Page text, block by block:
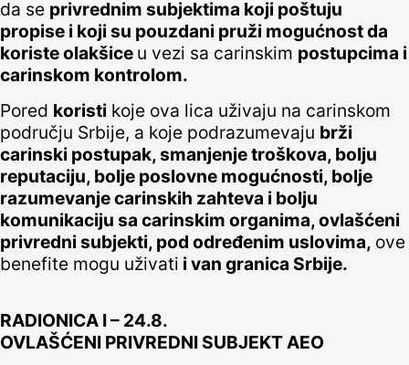
da se privrednim subjektima koji poštuju
propise i koji su pouzdani pruži mogućnost da
koriste olakšice u vezi sa carinskim postupcima i
carinskom kontrolom.
Pored koristi koje ova lica uživaju na carinskom
području Srbije, a koje podrazumevaju brži
carinski postupak, smanjenje troškova, bolju
reputaciju, bolje poslovne mogućnosti, bolje
razumevanje carinskih zahteva i bolju
komunikaciju sa carinskim organima, ovlašćeni
privredni subjekti, pod određenim uslovima, ove
benefite mogu uživati i van granica Srbije.
RADIONICA I – 24.8.
OVLAŠĆENI PRIVREDNI SUBJEKT AEO